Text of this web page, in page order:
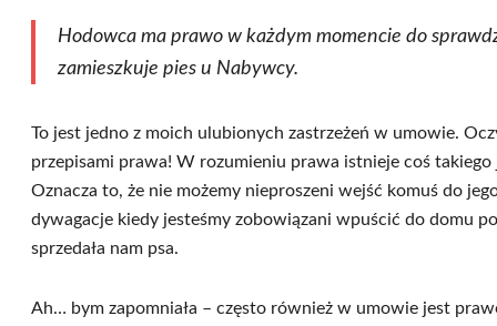
Hodowca ma prawo w każdym momencie do
zamieszkuje pies u Nabywcy.
To jest jedno z moich ulubionych zastrzeżeń w umowie.
przepisami prawa! W rozumieniu prawa istnieje coś
Oznacza to, że nie możemy nieproszeni wejść komuś do
dywagacje kiedy jesteśmy zobowiązani wpuścić do domu
sprzedała nam psa.
Ah… bym zapomniała – często również w umowie jest